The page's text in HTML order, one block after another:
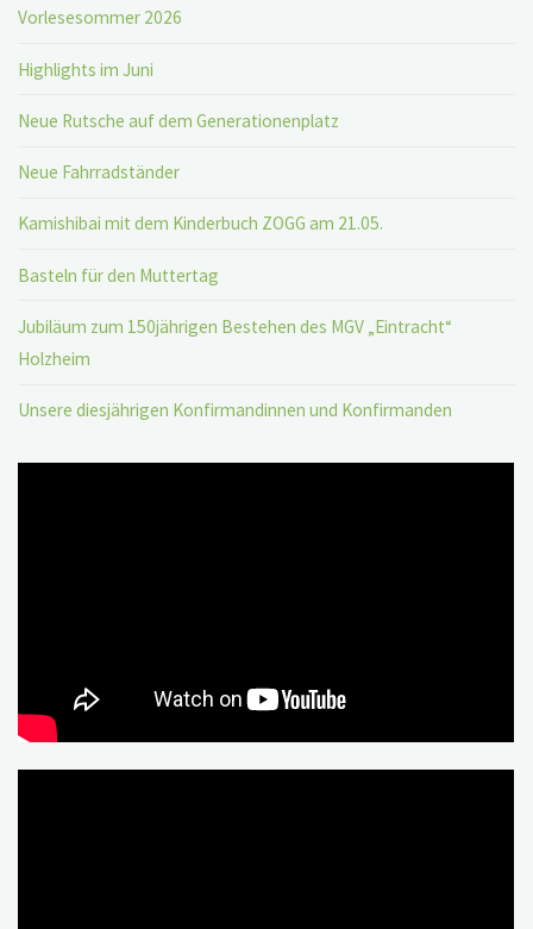
Vorlesesommer 2026
Highlights im Juni
Neue Rutsche auf dem Generationenplatz
Neue Fahrradständer
Kamishibai mit dem Kinderbuch ZOGG am 21.05.
Basteln für den Muttertag
Jubiläum zum 150jährigen Bestehen des MGV „Eintracht“
Holzheim
Unsere diesjährigen Konfirmandinnen und Konfirmanden